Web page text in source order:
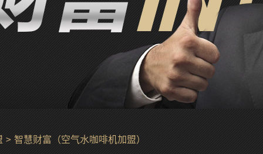
> 智慧财富（空气水咖啡机加盟）